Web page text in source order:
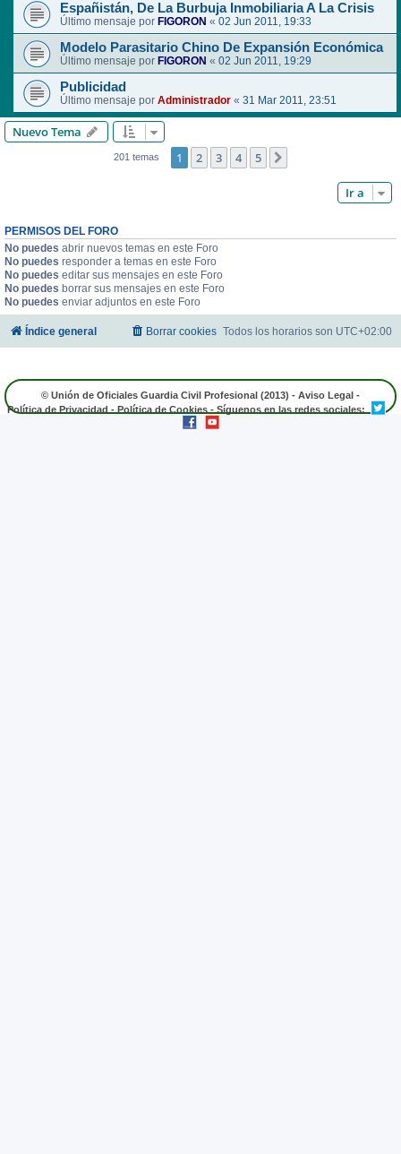
Españistán, De La Burbuja Inmobiliaria A La Crisis
Último mensaje por FIGORON « 02 Jun 2011, 19:33
Modelo Parasitario Chino De Expansión Económica
Último mensaje por FIGORON « 02 Jun 2011, 19:29
Publicidad
Último mensaje por Administrador « 31 Mar 2011, 23:51
Nuevo Tema
201 temas 1 2 3 4 5
Ir a
PERMISOS DEL FORO
No puedes abrir nuevos temas en este Foro
No puedes responder a temas en este Foro
No puedes editar sus mensajes en este Foro
No puedes borrar sus mensajes en este Foro
No puedes enviar adjuntos en este Foro
Índice general Todos los horarios son UTC+02:00
Borrar cookies
© Unión de Oficiales Guardia Civil Profesional (2013) - Aviso Legal -
Política de Privacidad - Política de Cookies - Síguenos en las redes sociales: